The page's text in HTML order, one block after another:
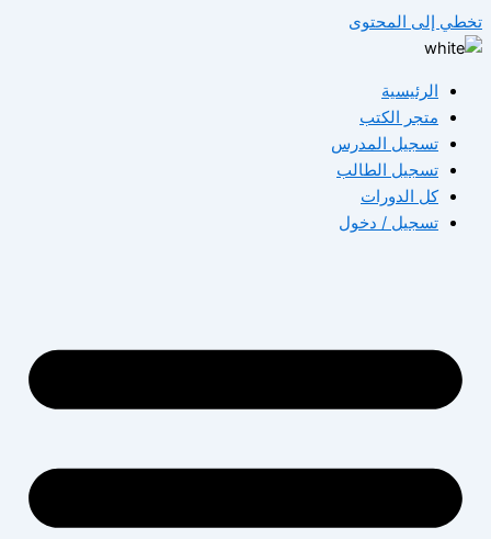
تخطي إلى المحتوى
الرئيسية
متجر الكتب
تسجيل المدرس
تسجيل الطالب
كل الدورات
تسجيل / دخول